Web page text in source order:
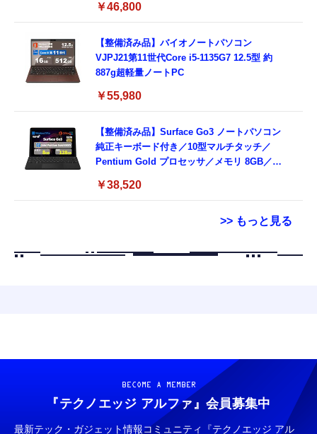
ド付き (整備済み品)
￥46,800
【整備済み品】バイオノートパソコン
VJPJ21第11世代Core i5-1135G7 12.5型 約
887g超軽量ノートPC
￥55,980
【整備済み品】Surface Go3 ノートパソコン
純正キーボード付き／10型マルチタッチ／
Pentium Gold プロセッサ／メモリ 8GB／
Bluetooth5.0／USB-C／1080p顔認証カメラ
￥38,520
>> もっと見る
睡眠用イヤホン 【音質強化バージョン
iPhone 15/16/17対応】横向きに寝ると耳が圧
迫されない ソフトシリコンで柔らかい 超軽量
超小型 外部ノイズ遮断 音質良い リモコン マ
イク付き 安眠 仕事 勉強 通勤通学最適（黑-
￥2,199
M10SR AIペット（コミュニケーションロボッ
￥53,900
BECOME A MEMBER
『テクノエッジ アルファ』 会員募集中
最新テック・ガジェット情報コミュニティ『テクノエッジ アル